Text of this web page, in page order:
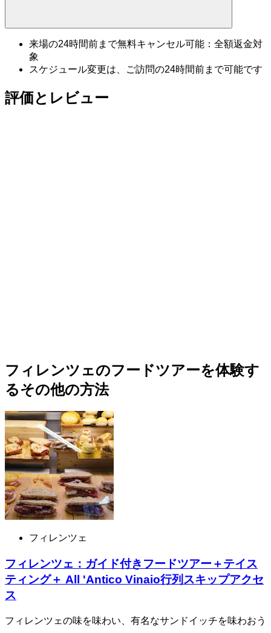
来場の24時間前まで無料キャンセル可能：全額返金対
象
スケジュール変更は、ご訪問の24時間前まで可能です
評価とレビュー
フィレンツェのフードツアーを体験す
るその他の方法
フィレンツェ
フィレンツェ：ガイド付きフードツアー＋テイス
ティング＋ All 'Antico Vinaio行列スキップアクセ
ス
フィレンツェの味を味わい、有名なサンドイッチを味わおう